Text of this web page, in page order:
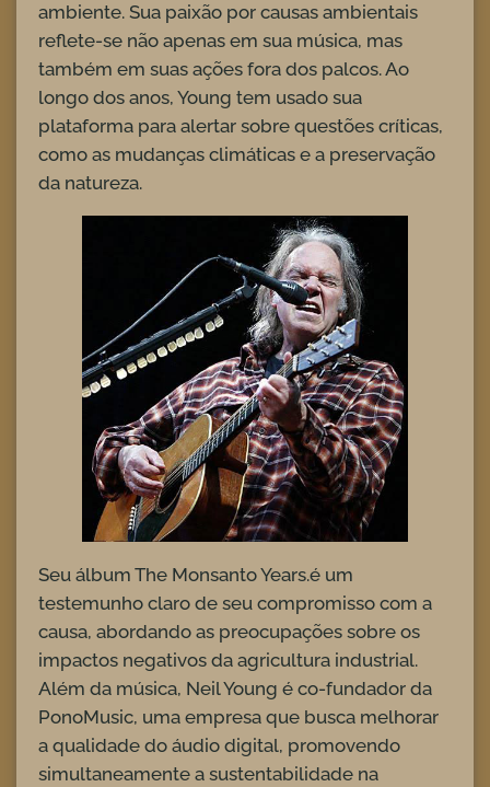
ambiente. Sua paixão por causas ambientais
reflete-se não apenas em sua música, mas
também em suas ações fora dos palcos. Ao
longo dos anos, Young tem usado sua
plataforma para alertar sobre questões críticas,
como as mudanças climáticas e a preservação
da natureza.
Seu álbum The Monsanto Years.é um
testemunho claro de seu compromisso com a
causa, abordando as preocupações sobre os
impactos negativos da agricultura industrial.
Além da música, Neil Young é co-fundador da
PonoMusic, uma empresa que busca melhorar
a qualidade do áudio digital, promovendo
simultaneamente a sustentabilidade na